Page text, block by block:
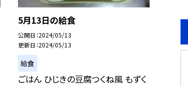
5月13日の給食
公開日 2024/05/13
更新日 2024/05/13
給食
ごはん ひじきの豆腐つくね風 もずく